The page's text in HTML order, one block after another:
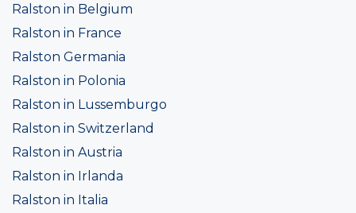
Ralston in Belgium
Ralston in France
Ralston Germania
Ralston in Polonia
Ralston in Lussemburgo
Ralston in Switzerland
Ralston in Austria
Ralston in Irlanda
Ralston in Italia